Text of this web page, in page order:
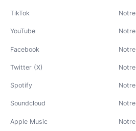
TikTok
YouTube
Facebook
Twitter (X)
Spotify
Soundcloud
Apple Music